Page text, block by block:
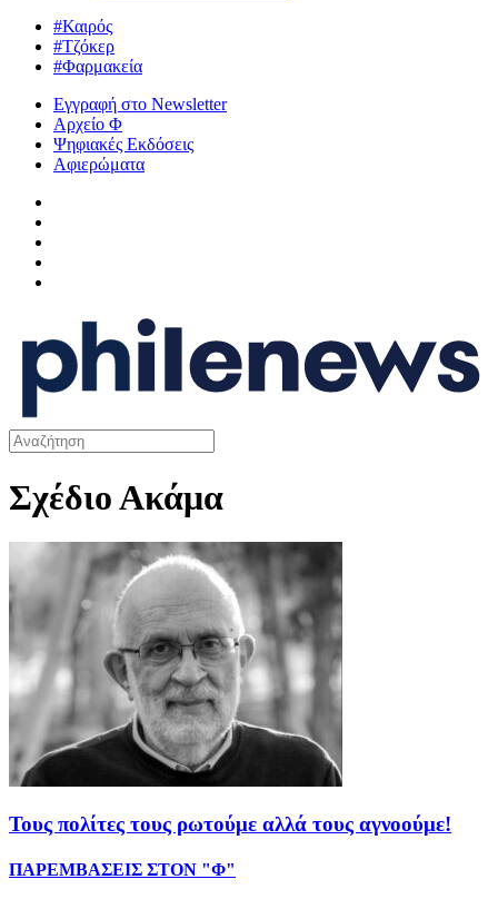
#Καιρός
#Τζόκερ
#Φαρμακεία
Εγγραφή στο Newsletter
Αρχείο Φ
Ψηφιακές Εκδόσεις
Αφιερώματα
Σχέδιο Ακάμα
Τους πολίτες τους ρωτούμε αλλά τους αγνοούμε!
ΠΑΡΕΜΒΑΣΕΙΣ ΣΤΟΝ "Φ"